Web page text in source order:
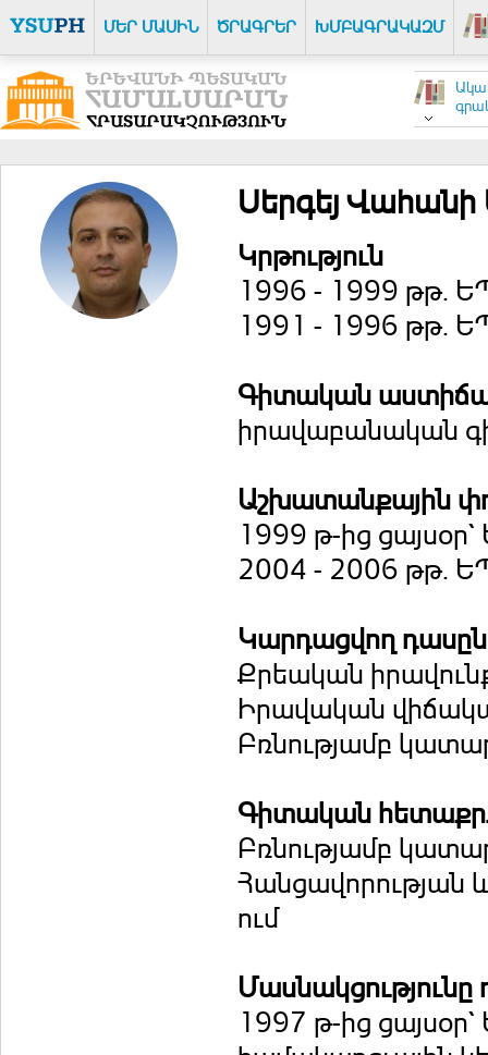
ՄԵՐ ՄԱՍԻՆ ԾՐԱԳՐԵՐ ԽՄԲԱԳՐԱԿԱԶՄ
Սերգեյ Վահանի
Կրթություն
1996 - 1999 թթ.
1991 - 1996 թթ.
Գիտական
իրավաբանական
Աշխատանքային
1999 թ-ից
2004 - 2006 թթ.
Կարդացվող
Քրեական
Իրավական
Բռնությամբ
Գիտական
Բռնությամբ
Հանցավորության
ում
Մասնակցությունը
1997 թ-ից